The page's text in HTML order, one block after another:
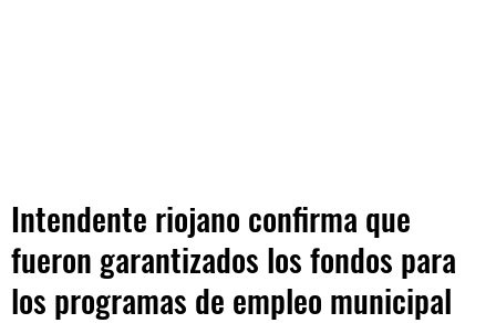
Intendente riojano confirma que
fueron garantizados los fondos para
los programas de empleo municipal